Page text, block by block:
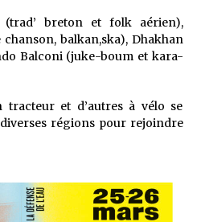
breton et folk aérien),
balkan,ska), Dhakhan
Balconi (juke-boum et kara-
tracteur et d’autres à vélo se
régions pour rejoindre